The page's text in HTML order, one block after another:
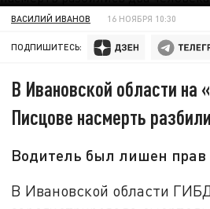
ВАСИЛИЙ ИВАНОВ 16 НОЯБРЯ 10:30
ПОДПИШИТЕСЬ:
В Ивановской области на
Писцове насмерть
Водитель был лишен прав
В Ивановской области